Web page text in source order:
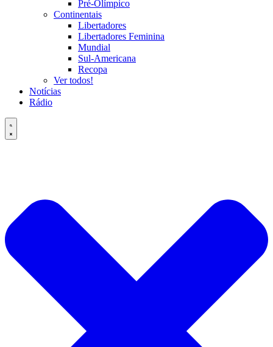
Pré-Olímpico
Continentais
Libertadores
Libertadores Feminina
Mundial
Sul-Americana
Recopa
Ver todos!
Notícias
Rádio